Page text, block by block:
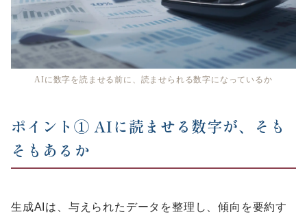
AIに数字を読ませる前に、読ませられる数字になっているか
ポイント① AIに読ませる数字が、そも
そもあるか
生成AIは、与えられたデータを整理し、傾向を要約す